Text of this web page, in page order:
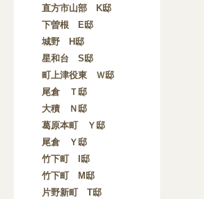
直方市山部 K邸
下曽根 E邸
城野 H邸
星和台 S邸
町上津役東 Ｗ邸
尾倉 Ｔ邸
大積 Ｎ邸
葛原本町 Ｙ邸
尾倉 Ｙ邸
竹下町 I邸
竹下町 M邸
片野新町 T邸